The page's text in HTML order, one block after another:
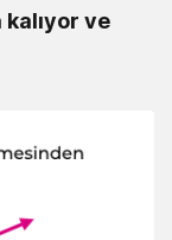
kalıyor ve